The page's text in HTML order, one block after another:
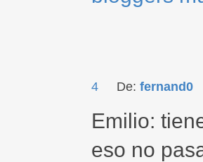
4 De: fernand0
Emilio:
eso no